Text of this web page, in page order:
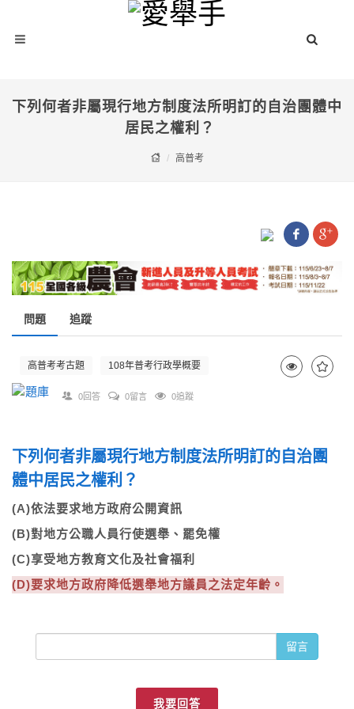
下列何者非屬現行地方制度法所明訂的自治團體中
居民之權利？
高普考
問題 追蹤
高普考考古題 108年普考行政學概要
0回答 0留言 0追蹤
下列何者非屬現行地方制度法所明訂的自治團
體中居民之權利？
(A)依法要求地方政府公開資訊
(B)對地方公職人員行使選舉、罷免權
(C)享受地方教育文化及社會福利
(D)要求地方政府降低選舉地方議員之法定年齡。
留言
我要回答